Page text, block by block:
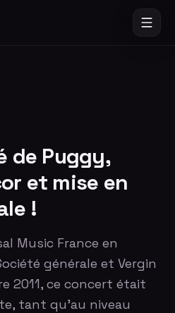
de Puggy,
et mise en
!
Music France en
générale et Vergin
2011, ce concert était
tant qu'au niveau